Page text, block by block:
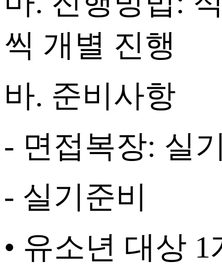
씩 개별 진행
바. 준비사항
- 면접복장: 실
- 실기준비
• 유소년 대상 1